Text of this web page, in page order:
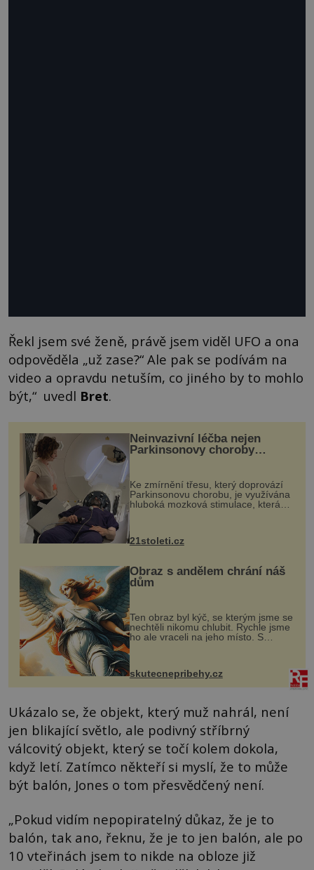
Řekl jsem své ženě, právě jsem viděl UFO a ona
odpověděla „už zase?“ Ale pak se podívám na
video a opravdu netuším, co jiného by to mohlo
být,“ uvedl Bret.
Neinvazivní léčba nejen
Parkinsonovy choroby
Ke zmírnění třesu, který doprovází
Parkinsonovu chorobu, je využívána
hluboká mozková stimulace, která
však vyžaduje vysoce invazivní
k dostatečně přesnému zacílení ...
21stoleti.cz
Obraz s andělem chrání náš
dům
Ten obraz byl kýč, se kterým jsme se
nechtěli nikomu chlubit. Rychle jsme
ho ale vraceli na jeho místo. S
manželem Vaškem jsme si pořídili
chaloupku, takový domek na severu
Čech, kde jsme si naplánova...
skutecnepribehy.cz
Ukázalo se, že objekt, který muž nahrál, není
jen blikající světlo, ale podivný stříbrný
válcovitý objekt, který se točí kolem dokola,
když letí. Zatímco někteří si myslí, že to může
být balón, Jones o tom přesvědčený není.
„Pokud vidím nepopiratelný důkaz, že je to
balón, tak ano, řeknu, že je to jen balón, ale po
10 vteřinách jsem to nikde na obloze již